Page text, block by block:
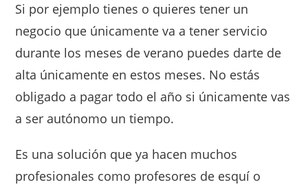
Si por ejemplo tienes o quieres tener un
negocio que únicamente va a tener servicio
durante los meses de verano puedes darte de
alta únicamente en estos meses. No estás
obligado a pagar todo el año si únicamente vas
a ser autónomo un tiempo.
Es una solución que ya hacen muchos
profesionales como profesores de esquí o